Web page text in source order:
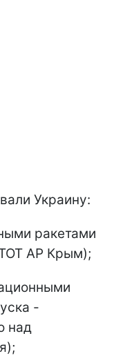
Украину:
ракетами
АР Крым);
-
над